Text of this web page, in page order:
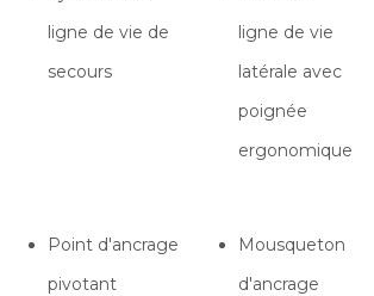
ligne de vie de
secours
ligne de vie
latérale avec
poignée
ergonomique
Point d'ancrage
pivotant
Mousqueton
d'ancrage